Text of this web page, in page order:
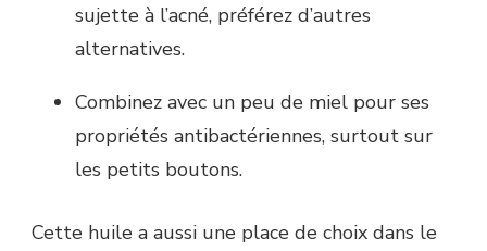
sujette à l’acné, préférez d’autres
alternatives.
Combinez avec un peu de miel pour ses
propriétés antibactériennes, surtout sur
les petits boutons.
Cette huile a aussi une place de choix dans le